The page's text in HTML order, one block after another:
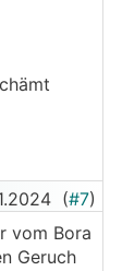
(#7)
vom Bora
Geruch